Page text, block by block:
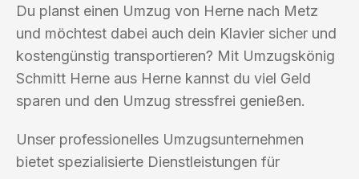
Du planst einen Umzug von Herne nach Metz
und möchtest dabei auch dein Klavier sicher und
kostengünstig transportieren? Mit Umzugskönig
Schmitt Herne aus Herne kannst du viel Geld
sparen und den Umzug stressfrei genießen.
Unser professionelles Umzugsunternehmen
bietet spezialisierte Dienstleistungen für